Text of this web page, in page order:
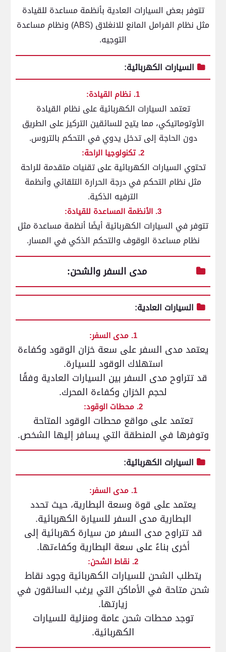
تتوفر بعض السيارات العادية بأنظمة مساعدة للقيادة
مثل نظام الفرامل المانع للانغلاق (ABS) ونظام مساعدة
التوجيه.
السيارات الكهربائية:
1. نظام القيادة:
تعتمد السيارات الكهربائية على نظام القيادة
الأوتوماتيكي، مما يتيح للسائقين التركيز على الطريق
دون الحاجة إلى تدخل يدوي في التحكم بالتروس.
2. تكنولوجيا الراحة:
تحتوي السيارات الكهربائية على تقنيات متقدمة للراحة
مثل نظام التحكم في درجة الحرارة التلقائي وأنظمة
الترفيه الذكية.
3. الأنظمة المساعدة للقيادة:
تتوفر في السيارات الكهربائية أيضًا أنظمة مساعدة مثل
نظام مساعدة الوقوف والتحكم الذكي في المسار.
مدى السفر والشحن:
السيارات العادية:
1. مدى السفر:
يعتمد مدى السفر على سعة خزان الوقود وكفاءة
استهلاك الوقود للسيارة.
قد تتراوح مدى السفر بين السيارات العادية وفقًا
لحجم الخزان وكفاءة المحرك.
2. محطات الوقود:
تعتمد على مواقع محطات الوقود المتاحة
وتوفرها في المنطقة التي يسافر إليها الشخص.
السيارات الكهربائية:
1. مدى السفر:
يعتمد على قوة وسعة البطارية، حيث تحدد
البطارية مدى السفر للسيارة الكهربائية.
قد تتراوح مدى السفر من سيارة كهربائية إلى
أخرى بناءً على سعة البطارية وكفاءتها.
2. نقاط الشحن:
يتطلب الشحن للسيارات الكهربائية وجود نقاط
شحن متاحة في الأماكن التي يرغب السائقون في
زيارتها.
توجد محطات شحن عامة ومنزلية للسيارات
الكهربائية.